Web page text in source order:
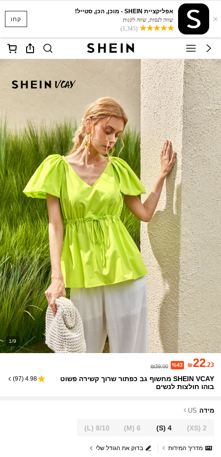
קחו ×
אפליקציית SHEIN - מוכן, הכן, סטייל!
שווה לנסות, שווה לקנות
(1,345)
1/9
₪22.23
%43
₪39.00
SHEIN VCAY מחשוף גב כפתור שרוך קשירה פשוט
בוהו חולצות לנשים
4.98
(
97
)
מידה US
2
(XS)
4
(S)
6
(M)
8/10
(L)
בדוק את הגודל שלי
מדריך המידות